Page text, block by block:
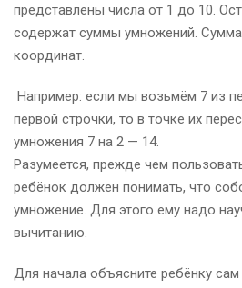
представлены числа от 1 до 10.
содержат суммы умножений. Сумма
координат.
Например: если мы возьмём 7 из
первой строчки, то в точке их
умножения 7 на 2 — 14.
Разумеется, прежде чем
ребёнок должен понимать, что
умножение. Для этого ему надо
вычитанию.
Для начала объясните ребёнку